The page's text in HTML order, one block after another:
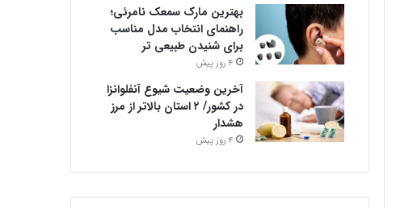
بهترین مارک سمعک نامرئی؛
راهنمای انتخاب مدل مناسب
برای شنیدن طبیعی تر
4 روز پیش
آخرین وضعیت شیوع آنفلوانزا
در کشور/ ۲ استان بالاتر از مرز
هشدار
4 روز پیش